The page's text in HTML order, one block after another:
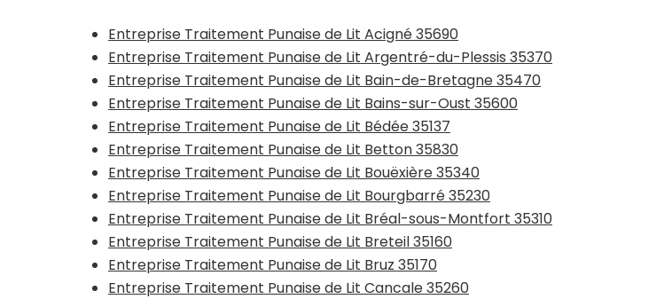
Entreprise Traitement Punaise de Lit Acigné 35690
Entreprise Traitement Punaise de Lit Argentré-du-Plessis 35370
Entreprise Traitement Punaise de Lit Bain-de-Bretagne 35470
Entreprise Traitement Punaise de Lit Bains-sur-Oust 35600
Entreprise Traitement Punaise de Lit Bédée 35137
Entreprise Traitement Punaise de Lit Betton 35830
Entreprise Traitement Punaise de Lit Bouëxière 35340
Entreprise Traitement Punaise de Lit Bourgbarré 35230
Entreprise Traitement Punaise de Lit Bréal-sous-Montfort 35310
Entreprise Traitement Punaise de Lit Breteil 35160
Entreprise Traitement Punaise de Lit Bruz 35170
Entreprise Traitement Punaise de Lit Cancale 35260